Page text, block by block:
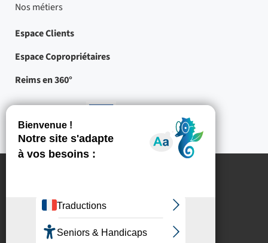
Nos métiers
Espace Clients
Espace Copropriétaires
Reims en 360°
cofinancés
par
Crédits
Protection des données à caractère personnel
Politique de gestion des cookies